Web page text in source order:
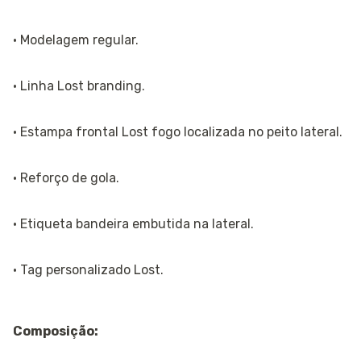
· Modelagem regular.
· Linha Lost branding.
· Estampa frontal Lost fogo localizada no peito lateral.
· Reforço de gola.
· Etiqueta bandeira embutida na lateral.
· Tag personalizado Lost.
Composição: